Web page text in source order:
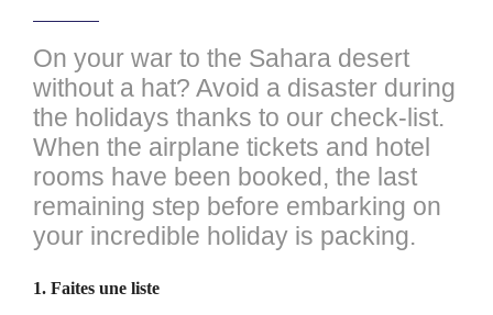
On your war to the Sahara desert
without a hat? Avoid a disaster during
the holidays thanks to our check-list.
When the airplane tickets and hotel
rooms have been booked, the last
remaining step before embarking on
your incredible holiday is packing.
1. Faites une liste